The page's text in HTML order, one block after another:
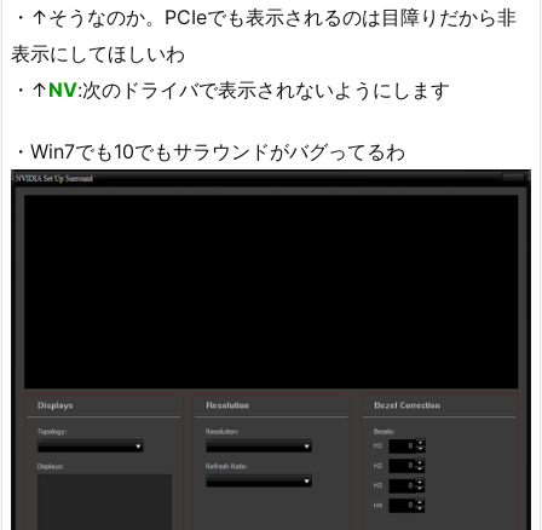
・↑そうなのか。PCIeでも表示されるのは目障りだから非
表示にしてほしいわ
・↑NV:次のドライバで表示されないようにします
・Win7でも10でもサラウンドがバグってるわ